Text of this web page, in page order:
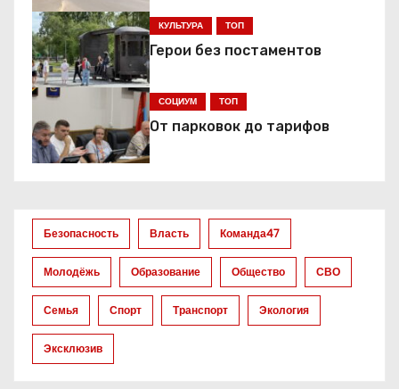
ц
и
я
п
з
а
п
и
с
КУЛЬТУРА ТОП
Герои без постаментов
СОЦИУМ ТОП
От парковок до тарифов
Безопасность Власть Команда47
Молодёжь Образование Общество СВО
Семья Спорт Транспорт Экология
Эксклюзив